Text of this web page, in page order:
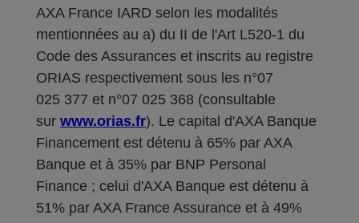
AXA France IARD selon les modalités
mentionnées au a) du II de l'Art L520-1 du
Code des Assurances et inscrits au registre
ORIAS respectivement sous les n°07
025 377 et n°07 025 368 (consultable
sur www.orias.fr). Le capital d'AXA Banque
Financement est détenu à 65% par AXA
Banque et à 35% par BNP Personal
Finance ; celui d'AXA Banque est détenu à
51% par AXA France Assurance et à 49%